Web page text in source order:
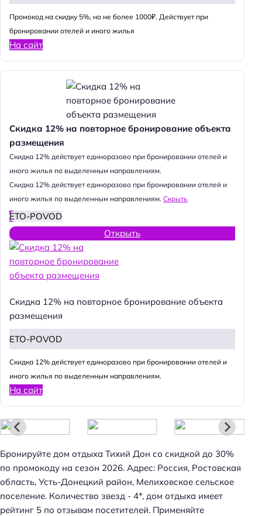
Промокод на скидку 5%, но не более 1000₽. Действует при
бронировании отелей и иного жилья
На сайт
Скидка 12% на повторное бронирование объекта
размещения
Cкидка 12% действует единоразово при бронировании отелей и
иного жилья по выделенным направлениям.
Cкидка 12% действует единоразово при бронировании отелей и
иного жилья по выделенным направлениям. Скрыть
ETO-POVOD
Открыть
Скидка 12% на повторное бронирование объекта
размещения
ETO-POVOD
Cкидка 12% действует единоразово при бронировании отелей и
иного жилья по выделенным направлениям.
На сайт
Бронируйте дом отдыха Тихий Дон со скидкой до 30%
по промокоду на сезон 2026. Адрес: Россия, Ростовская
область, Усть-Донецкий район, Мелиховское сельское
поселение. Количество звезд - 4*, дом отдыха имеет
рейтинг 5 по отзывам посетителей. Применяйте
Н
а
й
т
и
: